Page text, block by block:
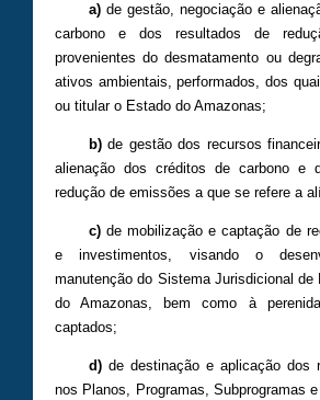
a)de gestão, negociação e
carbono e dos resultados de
provenientes do desmatamento ou
ativos ambientais, performados, dos
ou titular o Estado do Amazonas;
b)de gestão dos recursos
alienação dos créditos de carbono e
redução de emissões a que se refere a
c)de mobilização e captação de
e investimentos, visando o
manutenção do Sistema Jurisdicional de
do Amazonas, bem como à
captados;
d)de destinação e aplicação dos
nos Planos, Programas, Subprogramas